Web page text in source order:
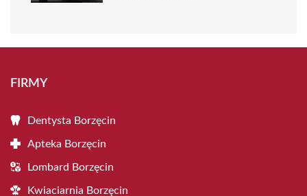
FIRMY
Dentysta Borzęcin
Apteka Borzęcin
Lombard Borzęcin
Kwiaciarnia Borzęcin